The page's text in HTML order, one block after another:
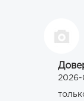
2026-